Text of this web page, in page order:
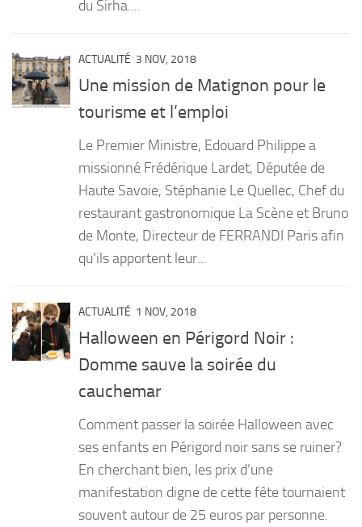
du Sirha....
ACTUALITÉ 3 NOV, 2018
Une mission de Matignon pour le
tourisme et l’emploi
Le Premier Ministre, Edouard Philippe a
missionné Frédérique Lardet, Députée de
Haute Savoie, Stéphanie Le Quellec, Chef du
restaurant gastronomique La Scène et Bruno
de Monte, Directeur de FERRANDI Paris afin
qu’ils apportent leur...
ACTUALITÉ 1 NOV, 2018
Halloween en Périgord Noir :
Domme sauve la soirée du
cauchemar
Comment passer la soirée Halloween avec
ses enfants en Périgord noir sans se ruiner?
En cherchant bien, les prix d’une
manifestation digne de cette fête tournaient
souvent autour de 25 euros par personne.